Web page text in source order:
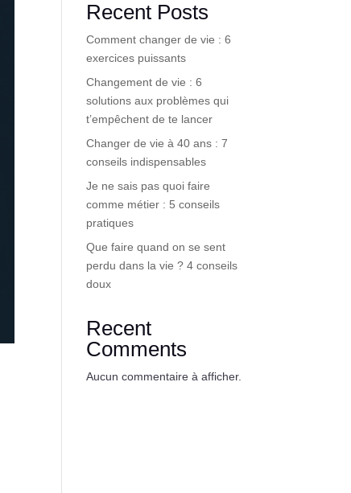
Recent Posts
Comment changer de vie : 6
exercices puissants
Changement de vie : 6
solutions aux problèmes qui
t’empêchent de te lancer
Changer de vie à 40 ans : 7
conseils indispensables
Je ne sais pas quoi faire
comme métier : 5 conseils
pratiques
Que faire quand on se sent
perdu dans la vie ? 4 conseils
doux
Recent
Comments
Aucun commentaire à afficher.